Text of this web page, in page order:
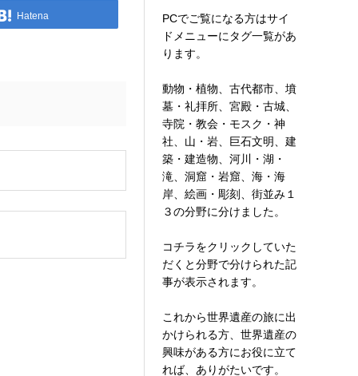
Hatena
PCでご覧になる方はサイ
ドメニューにタグ一覧があ
ります。
動物・植物、古代都市、墳
墓・礼拝所、宮殿・古城、
寺院・教会・モスク・神
社、山・岩、巨石文明、建
築・建造物、河川・湖・
滝、洞窟・岩窟、海・海
岸、絵画・彫刻、街並み１
３の分野に分けました。
コチラをクリックしていた
だくと分野で分けられた記
事が表示されます。
これから世界遺産の旅に出
かけられる方、世界遺産の
興味がある方にお役に立て
れば、ありがたいです。